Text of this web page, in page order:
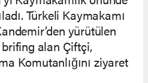
Türkeli Kaymakamı
yürütülen
alan Çiftçi,
Komutanlığını ziyaret